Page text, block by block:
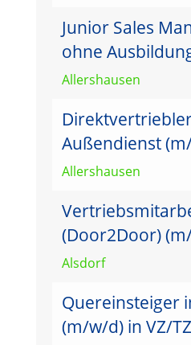
Junior Sales
ohne
Allershausen
Außendienst
Allershausen
(Door2Door)
Alsdorf
Quereinsteiger
(m/w/d) in VZ/TZ